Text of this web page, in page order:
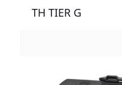
TH TIER G